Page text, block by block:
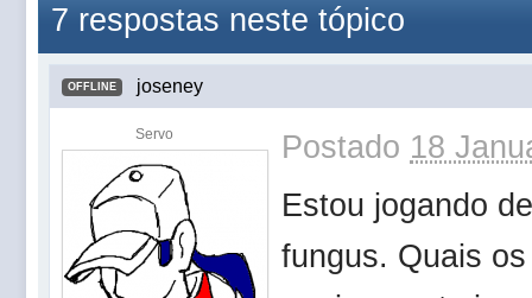
7 respostas neste tópico
OFFLINE joseney
Servo Postado 18
Estou jogando
fungus. Quais